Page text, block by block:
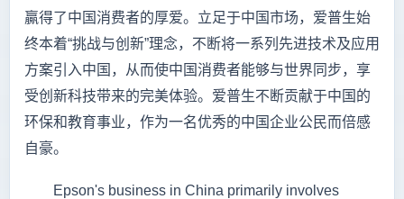
贏得了中国消费者的厚爱。立足于中国市场，爱普生始
终本着“挑战与创新”理念，不断将一系列先进技术及应用
方案引入中国，从而使中国消费者能够与世界同步，享
受创新科技带来的完美体验。爱普生不断贡献于中国的
环保和教育事业，作为一名优秀的中国企业公民而倍感
自豪。
Epson's business in China primarily involves